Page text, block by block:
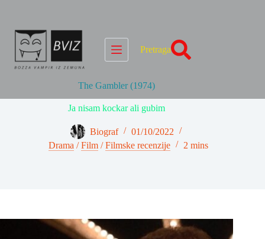
Pretraga
The Gambler (1974)
Ja nisam kockar ali gubim
Biograf
01/10/2022
Drama /Film /Filmske recenzije 2 mins